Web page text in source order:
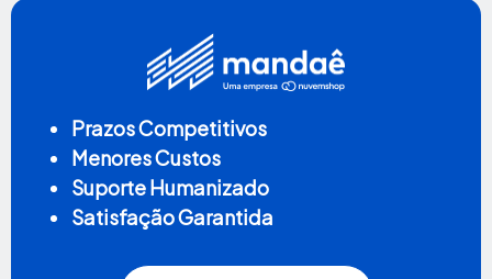
Prazos Competitivos
Menores Custos
Suporte Humanizado
Satisfação Garantida